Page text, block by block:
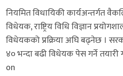
नियमित विधायिकी कार्यअन्तर्गत
विधेयक, राष्ट्रिय विधि विज्ञान
विधेयकको प्रक्रिया अघि बढ्नेछ ।
४० भन्दा बढी विधेयक पेस गर्ने तयारी
on